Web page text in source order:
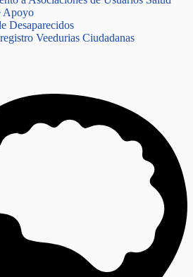
Apoyo
Desaparecidos
Veedurias Ciudadanas